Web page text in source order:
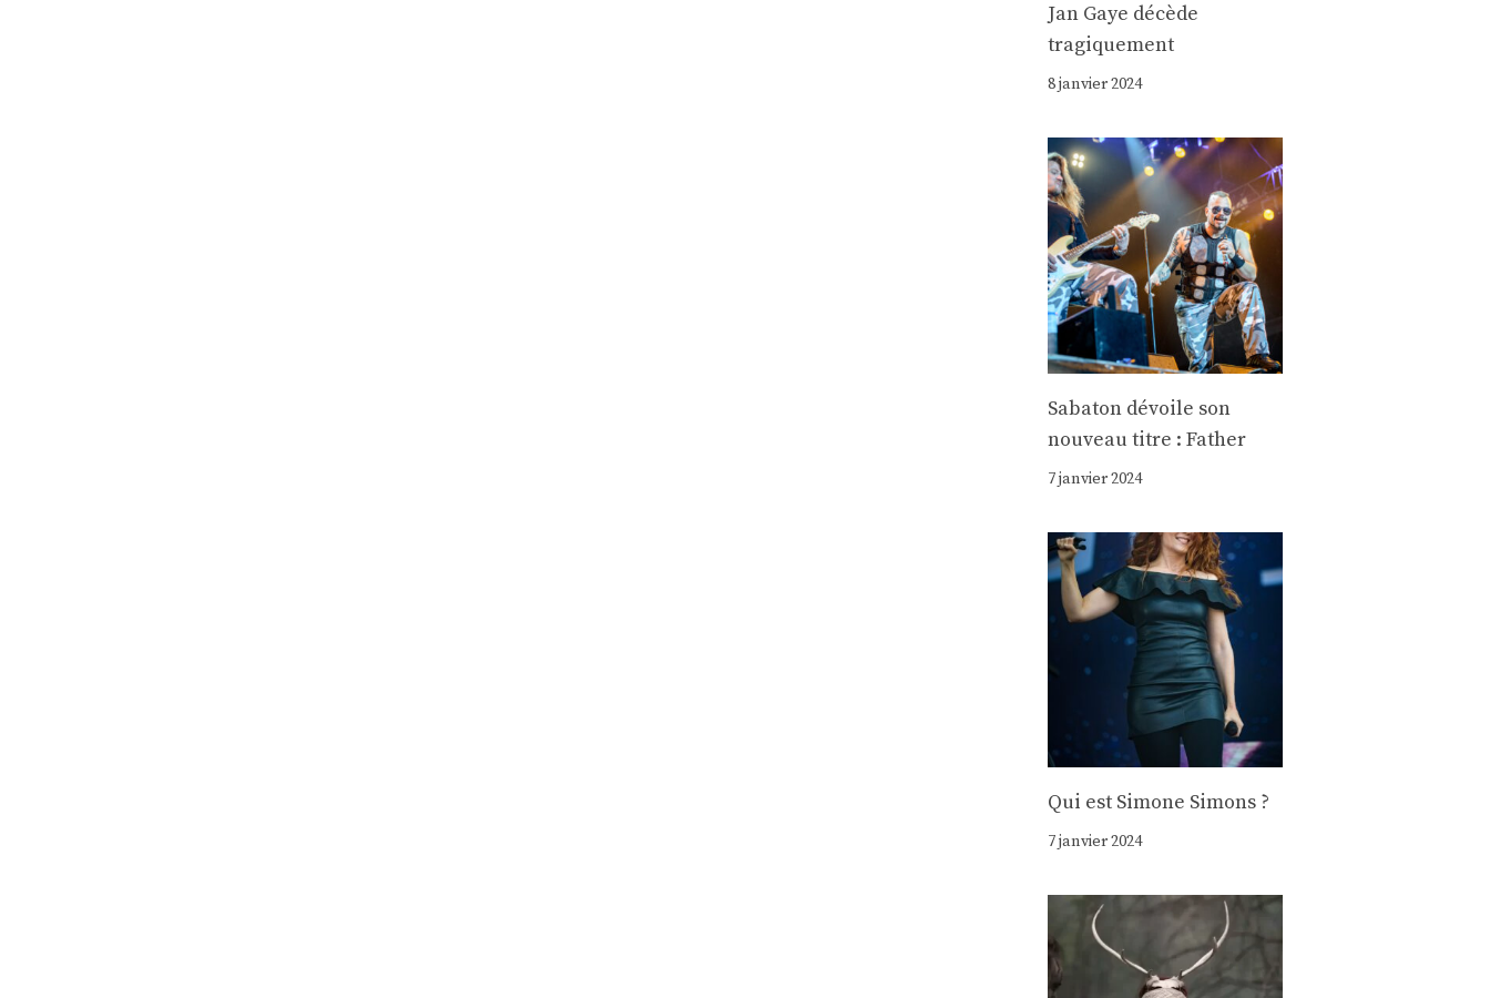
Jan Gaye décède
tragiquement
8 janvier 2024
Sabaton dévoile son
nouveau titre : Father
7 janvier 2024
Qui est Simone Simons ?
7 janvier 2024